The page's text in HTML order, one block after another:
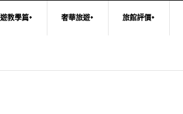
教學篇+ 奢華旅遊+ 旅館評價+